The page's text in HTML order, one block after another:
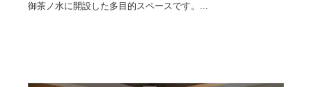
御茶ノ水に開設した多目的スペースです。...